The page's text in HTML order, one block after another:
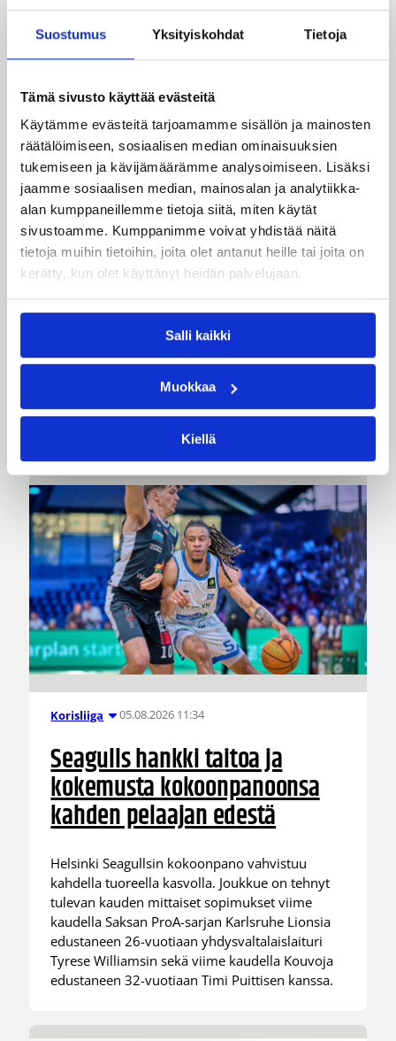
Suostumus Yksityiskohdat Tietoja
Tämä sivusto käyttää evästeitä
Käytämme evästeitä tarjoamamme sisällön ja mainosten
räätälöimiseen, sosiaalisen median ominaisuuksien
tukemiseen ja kävijämäärämme analysoimiseen. Lisäksi
jaamme sosiaalisen median, mainosalan ja analytiikka-
alan kumppaneillemme tietoja siitä, miten käytät
sivustoamme. Kumppanimme voivat yhdistää näitä
tietoja muihin tietoihin, joita olet antanut heille tai joita on
kerätty, kun olet käyttänyt heidän palvelujaan.
Salli kaikki
Muokkaa
Kiellä
Korisliiga 07.08.2026 09:23
Daniel Dolenc KTP-Basketin
haaviin
Dolenc on rakentanut pitkän ammattilaisuran
Suomen lisäksi Ranskassa, Itävallassa,
Liettuassa, Romaniassa, Bosniassa ja viimeksi
Korisliiga 05.08.2026 11:34
Seagulls hankki taitoa ja
kokemusta kokoonpanoonsa
kahden pelaajan edestä
Helsinki Seagullsin kokoonpano vahvistuu
kahdella tuoreella kasvolla. Joukkue on tehnyt
tulevan kauden mittaiset sopimukset viime
kaudella Saksan ProA-sarjan Karlsruhe Lionsia
edustaneen 26-vuotiaan yhdysvaltalaislaituri
Tyrese Williamsin sekä viime kaudella Kouvoja
edustaneen 32-vuotiaan Timi Puittisen kanssa.